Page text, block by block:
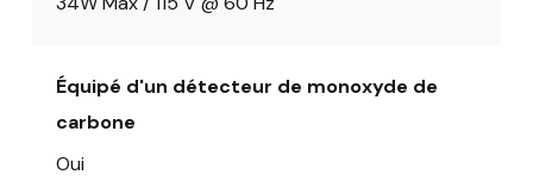
Équipé d'un détecteur de monoxyde de
carbone
Oui